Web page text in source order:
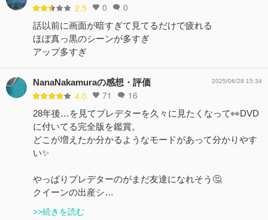
2.5 0 0
話以前に画面が暗すぎて見てるだけで疲れる
ほぼ真っ黒のシーンが多すぎ
アップ多すぎ
NanaNakamuraの感想・評価
4.0 71 16
2025/06/28 15:34
28年後…を見てプレデターを久々に見たくなって👀DVD
に付いてる完全版を鑑賞。
どこが増えたか分かるようなモードがあって分かりやす
い✨
やっぱりプレデターのがまだ友達になれそう🤔
クイーンの出産シ…
>>続きを読む